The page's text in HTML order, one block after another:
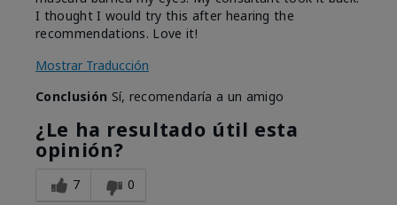
I thought I would try this after hearing the
recommendations. Love it!
Mostrar Traducción
Conclusión Sí, recomendaría a un amigo
¿Le ha resultado útil esta
opinión?
7 0